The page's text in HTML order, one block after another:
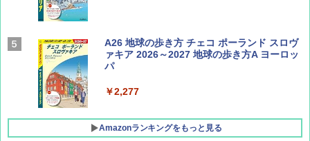
AIRLINE（エアライン）2026年9月号【特
集】ボーイング110周年を祝して！
A26 地球の歩き方 チェコ ポーランド スロヴ
ァキア 2026～2027 地球の歩き方A ヨーロッ
パ
￥2,277
Amazonランキングをもっと見る